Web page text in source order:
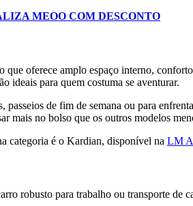
MEOO COM DESCONTO
que oferece amplo espaço interno,
ideais para quem costuma se aventurar.
passeios de fim de semana ou para
mais no bolso que os outros modelos
categoria é o Kardian, disponível na LM
robusto para trabalho ou transporte de